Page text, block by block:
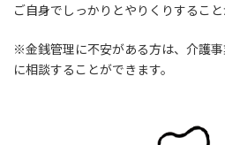
ご自身でしっかりとやりくりすること
※金銭管理に不安がある方は、介護
に相談することができます。